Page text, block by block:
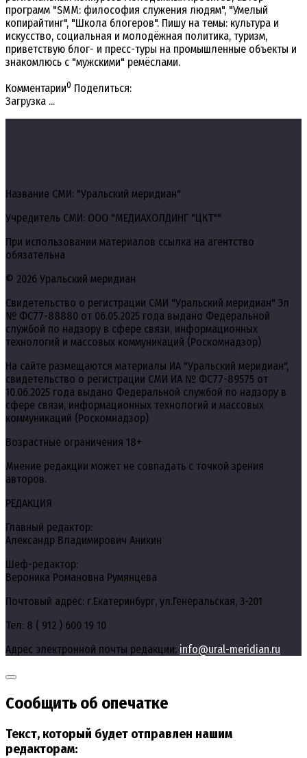
программ "SMM: философия служения людям", "Умелый
копирайтинг", "Школа блогеров". Пишу на темы: культура и
искусство, социальная и молодёжная политика, туризм,
приветствую блог- и пресс-туры на промышленные объекты и
знакомлюсь с "мужскими" ремёслами.
Комментарии0 Поделиться:
Загрузка ...
Название СМИ: "Уральский меридиан"
Учредитель СМИ: ООО "МЕДИАХОЛДИНГ "ЦКТ""
При использовании материалов ссылка на агентство
обязательна
© 2026 Уральский меридиан
Свидетельство о регистрации СМИ "Уральский меридиан" Эл
№ ФС77-88880 от 06.05.2025 года выдано Федеральной
службой по надзору в сфере связи, информационных
технологий и массовых коммуникаций (Роскомнадзор)
На сайте размещаются материалы ИА "Уральский меридиан",
свидетельство о регистрации СМИ ИА № ФС77-89575 от
10.06.2025 года выдано Федеральной службой по надзору в
сфере связи, информационных технологий и массовых
коммуникаций (Роскомнадзор)
Возрастные ограничения 18+
Мнение редакции может не совпадать с точкой зрения
авторов.
РЕДАКЦИЯ
Главный редактор:
Александр Владимирович Аникин
Шеф-редактор:
Вероника Романовна Румянцева
Почтовый адрес: г.Екатеринбург, ул.Генеральская, 3-201
Тел: 8 ( 912 ) 600 19 10
Адрес электронной почты редакции: info@ural-meridian.ru
Сообщить об опечатке
Текст, который будет отправлен нашим
редакторам: